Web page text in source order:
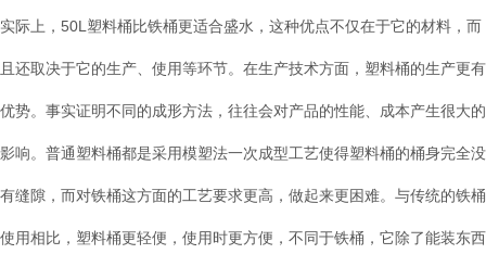
实际上，50L塑料桶比铁桶更适合盛水，这种优点不仅在于它的材料，而
且还取决于它的生产、使用等环节。在生产技术方面，塑料桶的生产更有
优势。事实证明不同的成形方法，往往会对产品的性能、成本产生很大的
影响。普通塑料桶都是采用模塑法一次成型工艺使得塑料桶的桶身完全没
有缝隙，而对铁桶这方面的工艺要求更高，做起来更困难。与传统的铁桶
使用相比，塑料桶更轻便，使用时更方便，不同于铁桶，它除了能装东西